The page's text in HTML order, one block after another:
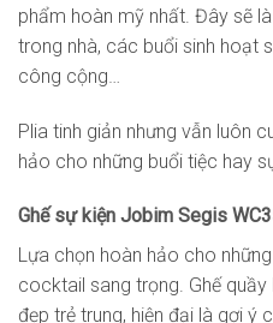
phẩm hoàn mỹ nhất. Đây sẽ
trong nhà, các buổi sinh hoạt
công cộng…
Plia tinh giản nhưng vẫn luôn
hảo cho những buổi tiệc hay
Ghế sự kiện Jobim Segis
Lựa chọn hoàn hảo cho
cocktail sang trọng. Ghế quầy
đẹp trẻ trung, hiện đại là gợi ý